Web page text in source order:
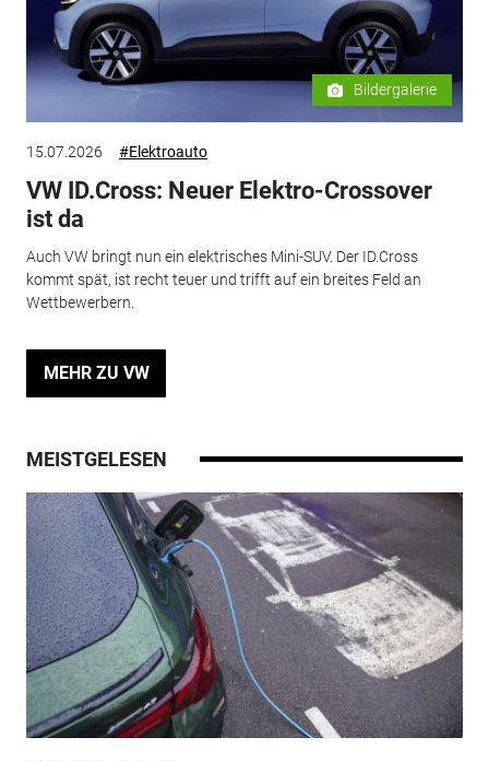
Bildergalerie
15.07.2026 #Elektroauto
VW ID.Cross: Neuer Elektro-Crossover
ist da
Auch VW bringt nun ein elektrisches Mini-SUV. Der ID.Cross
kommt spät, ist recht teuer und trifft auf ein breites Feld an
Wettbewerbern.
MEHR ZU VW
MEISTGELESEN